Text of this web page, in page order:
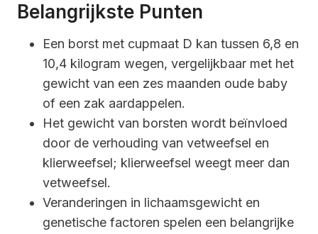
Belangrijkste Punten
Een borst met cupmaat D kan tussen 6,8 en
10,4 kilogram wegen, vergelijkbaar met het
gewicht van een zes maanden oude baby
of een zak aardappelen.
Het gewicht van borsten wordt beïnvloed
door de verhouding van vetweefsel en
klierweefsel; klierweefsel weegt meer dan
vetweefsel.
Veranderingen in lichaamsgewicht en
genetische factoren spelen een belangrijke